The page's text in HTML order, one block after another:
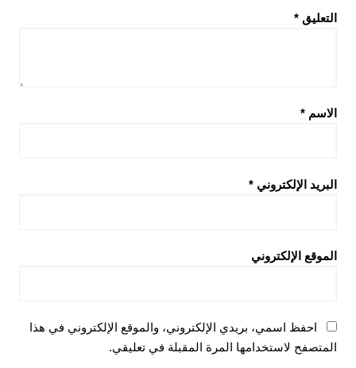
التعليق *
الاسم *
البريد الإلكتروني *
الموقع الإلكتروني
احفظ اسمي، بريدي الإلكتروني، والموقع الإلكتروني في هذا
المتصفح لاستخدامها المرة المقبلة في تعليقي.